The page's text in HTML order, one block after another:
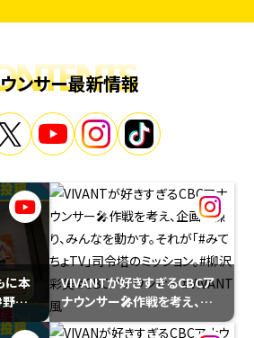
ンサー最新情報
に本
野球
ン
VIVANTが好きすぎるCBCア
ナウンサー🎤作戦を考え、企
画を練り、みんなを動かす。そ